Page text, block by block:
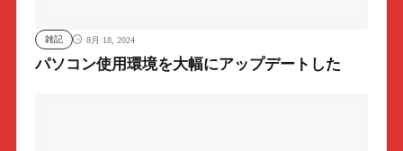
雑記 8月 18, 2024
パソコン使用環境を大幅にアップデートした